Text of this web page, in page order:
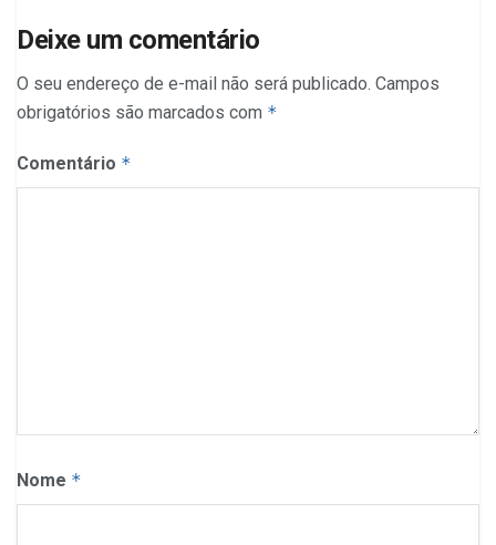
Deixe um comentário
O seu endereço de e-mail não será publicado. Campos
obrigatórios são marcados com *
Comentário *
Nome *